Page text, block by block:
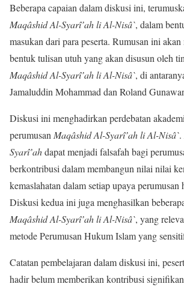
Beberapa capaian dalam diskusi ini,
Maqâshid Al-Syarî’ahli Al-Nisâ`, dalam
masukan dari para peserta. Rumusan ini
bentuk tulisan utuh yang akan disusun oleh
Maqâshid Al-Syarî’ahli Al-Nisâ`, di
Jamaluddin Mohammad dan Roland
Diskusi ini menghadirkan perdebatan
perumusan Maqâshid Al-Syarî’ahli Al-Nisâ`.
Syarî’ahdapat menjadi falsafah bagi
berkontribusi dalam membangun nilai nilai
kemaslahatan dalam setiap upaya perumusan
Diskusi kedua ini juga menghasilkan
Maqâshid Al-Syarî’ahli Al-Nisâ`, yang
metode Perumusan Hukum Islam yang
Catatan pembelajaran dalam diskusi ini,
hadir belum memberikan kontribusi